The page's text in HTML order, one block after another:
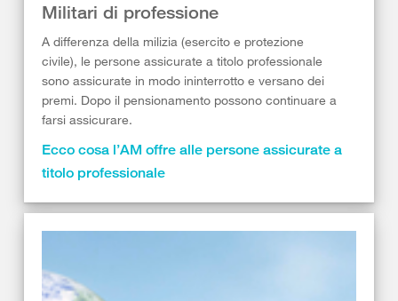
Militari di professione
A differenza della milizia (esercito e protezione
civile), le persone assicurate a titolo professionale
sono assicurate in modo ininterrotto e versano dei
premi. Dopo il pensionamento possono continuare a
farsi assicurare.
Ecco cosa l’AM offre alle persone assicurate a
titolo professionale